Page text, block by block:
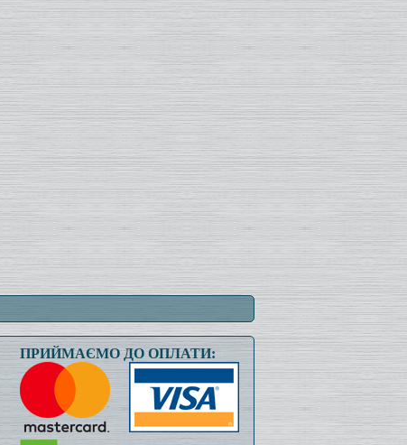
ПРИЙМАЄМО ДО ОПЛАТИ: